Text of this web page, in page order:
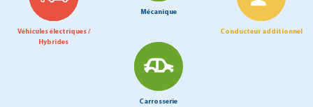
Véhicules électriques /
Hybrides
Mécanique
Carrosserie
Conducteur additionnel